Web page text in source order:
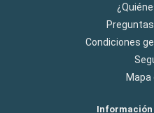
Condiciones
Mapa